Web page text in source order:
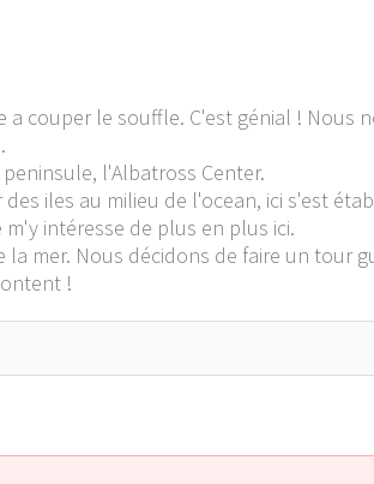
couper le souffle. C'est génial ! Nous
l'Albatross Center.
iles au milieu de l'ocean, ici s'est
intéresse de plus en plus ici.
mer. Nous décidons de faire un tour
!